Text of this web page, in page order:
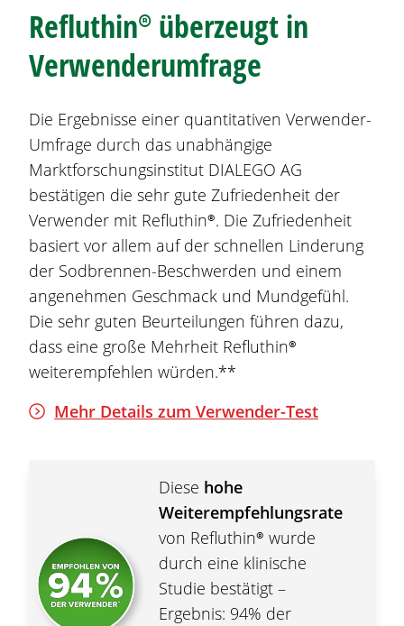
Refluthin®überzeugt in
Verwenderumfrage
Die Ergebnisse einer quantitativen Verwender-
Umfrage durch das unabhängige
Marktforschungsinstitut DIALEGO AG
bestätigen die sehr gute Zufriedenheit der
Verwender mit Refluthin®. Die Zufriedenheit
basiert vor allem auf der schnellen Linderung
der Sodbrennen-Beschwerden und einem
angenehmen Geschmack und Mundgefühl.
Die sehr guten Beurteilungen führen dazu,
dass eine große Mehrheit Refluthin®
weiterempfehlen würden.**
Mehr Details zum Verwender-Test
Diese hohe
Weiterempfehlungsrate
von Refluthin® wurde
durch eine klinische
Studie bestätigt –
Ergebnis: 94% der